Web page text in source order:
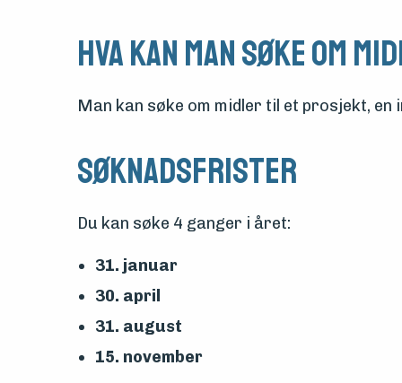
Hva kan man søke om
Man kan søke om midler til et prosjekt,
Søknadsfrister
Du kan søke 4 ganger i året:
31. januar
30. april
31. august
15. november